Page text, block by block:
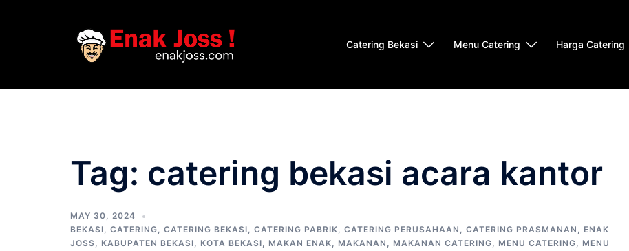
Catering Bekasi Menu Catering Harga Catering
Tag: catering bekasi acara kantor
MAY 30, 2024
BEKASI
CATERING CATERING BEKASI CATERING PABRIK CATERING PERUSAHAAN CATERING PRASMANAN
ENAK
JOSS
KABUPATEN BEKASI KOTA BEKASI MAKAN ENAK MAKANAN MAKANAN CATERING MENU CATERING
MENU